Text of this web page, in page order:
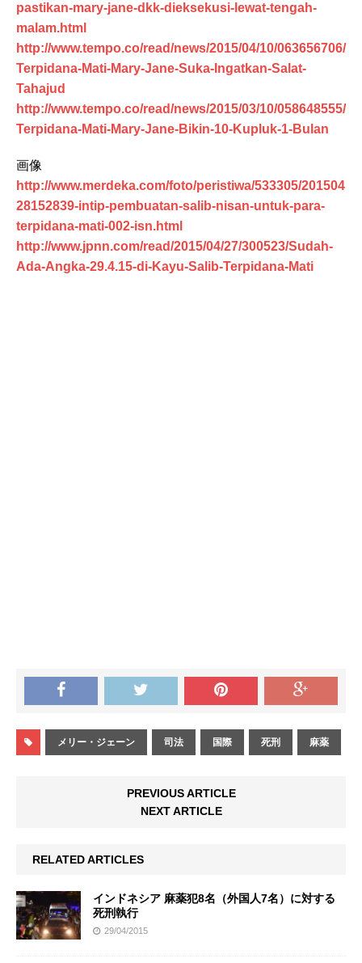
pastikan-mary-jane-dkk-dieksekusi-lewat-tengah-
malam.html
http://www.tempo.co/read/news/2015/04/10/063656706/
Terpidana-Mati-Mary-Jane-Suka-Ingatkan-Salat-
Tahajud
http://www.tempo.co/read/news/2015/03/10/058648555/
Terpidana-Mati-Mary-Jane-Bikin-10-Kupluk-1-Bulan
画像
http://www.merdeka.com/foto/peristiwa/533305/201504
28152839-intip-pembuatan-salib-nisan-untuk-para-
terpidana-mati-002-isn.html
http://www.jpnn.com/read/2015/04/27/300523/Sudah-
Ada-Angka-29.4.15-di-Kayu-Salib-Terpidana-Mati
メリー・ジェーン 司法 国際 死刑 麻薬
PREVIOUS ARTICLE
NEXT ARTICLE
RELATED ARTICLES
インドネシア 麻薬犯8名（外国人7名）に対する
死刑執行
29/04/2015